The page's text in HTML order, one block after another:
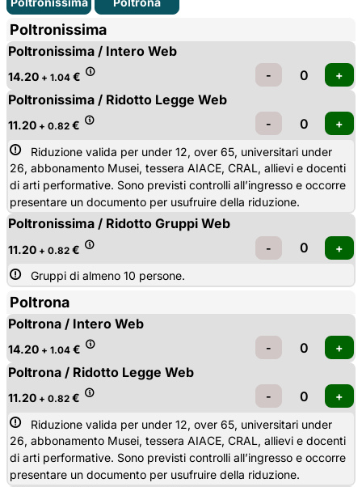
Poltronissima
Poltronissima / Intero Web
14.20 + 1.04 €
Poltronissima / Ridotto Legge Web
11.20 + 0.82 €
Riduzione valida per under 12, over 65, universitari under
26, abbonamento Musei, tessera AIACE, CRAL, allievi e docenti
di arti performative. Sono previsti controlli all’ingresso e occorre
presentare un documento per usufruire della riduzione.
Poltronissima / Ridotto Gruppi Web
11.20 + 0.82 €
Gruppi di almeno 10 persone.
Poltrona
Poltrona / Intero Web
14.20 + 1.04 €
Poltrona / Ridotto Legge Web
11.20 + 0.82 €
Riduzione valida per under 12, over 65, universitari under
26, abbonamento Musei, tessera AIACE, CRAL, allievi e docenti
di arti performative. Sono previsti controlli all’ingresso e occorre
presentare un documento per usufruire della riduzione.